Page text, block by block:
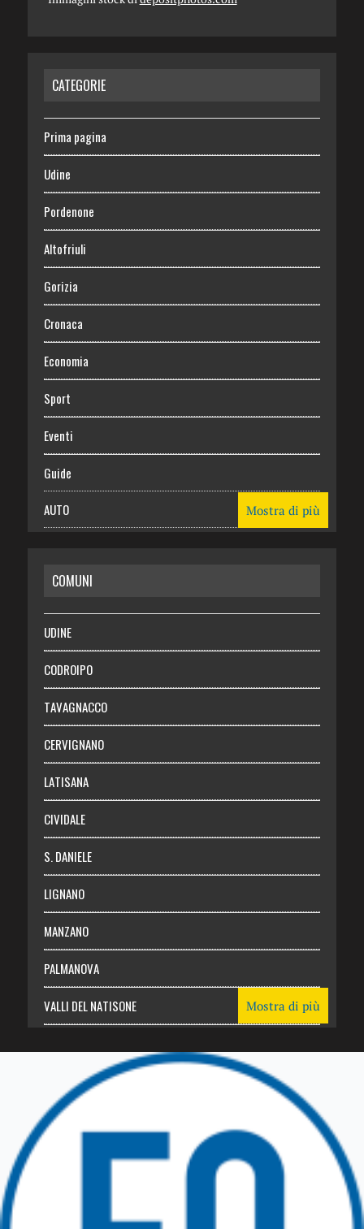
CATEGORIE
Prima pagina
Udine
Pordenone
Altofriuli
Gorizia
Cronaca
Economia
Sport
Eventi
Guide
AUTO
RISPARMIO
SALUTE
Necrologie
Chi siamo
Abbonati
Login
Mostra di più
COMUNI
UDINE
CODROIPO
TAVAGNACCO
CERVIGNANO
LATISANA
CIVIDALE
S. DANIELE
LIGNANO
MANZANO
PALMANOVA
VALLI DEL NATISONE
TRICESIMO
TARCENTO
GEMONA DEL FRIULI
Mostra di più